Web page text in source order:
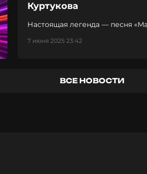
Куртукова
Настоящая легенда — песня
7 июня 2025 23:42
ВСЕ НОВОСТИ